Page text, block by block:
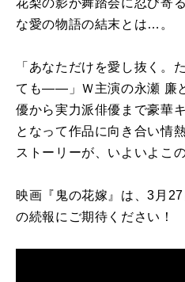
花梨の影が舞踏会に忍び寄
な愛の物語の結末とは…。
「あなただけを愛し抜く。
ても――」Ｗ主演の永瀬 廉
優から実力派俳優まで豪華
となって作品に向き合い情
ストーリーが、いよいよこ
映画『鬼の花嫁』は、3月
の続報にご期待ください！